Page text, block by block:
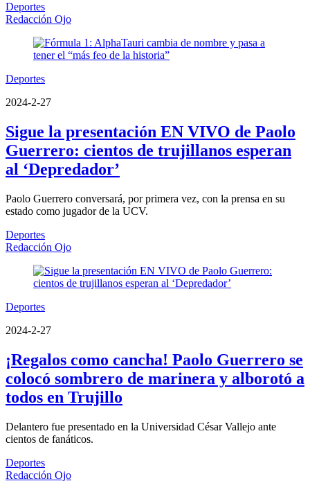
Deportes
Redacción Ojo
Deportes
2024-2-27
Sigue la presentación EN VIVO de Paolo
Guerrero: cientos de trujillanos esperan
al ‘Depredador’
Paolo Guerrero conversará, por primera vez, con la prensa en su
estado como jugador de la UCV.
Deportes
Redacción Ojo
Deportes
2024-2-27
¡Regalos como cancha! Paolo Guerrero se
colocó sombrero de marinera y alborotó a
todos en Trujillo
Delantero fue presentado en la Universidad César Vallejo ante
cientos de fanáticos.
Deportes
Redacción Ojo